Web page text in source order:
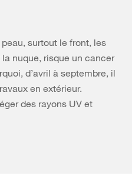
surtout le front, les
nuque, risque un cancer
d’avril à septembre, il
en extérieur.
des rayons UV et